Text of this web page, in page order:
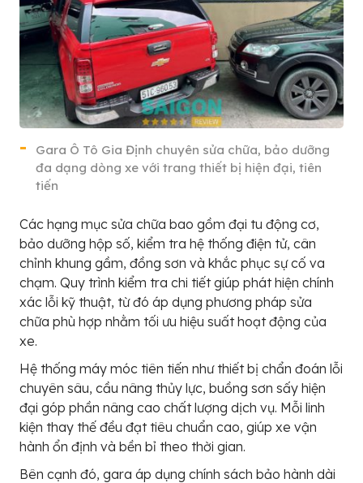
Gara Ô Tô Gia Định chuyên sửa chữa, bảo dưỡng
đa dạng dòng xe với trang thiết bị hiện đại, tiên
tiến
Các hạng mục sửa chữa bao gồm đại tu động cơ,
bảo dưỡng hộp số, kiểm tra hệ thống điện tử, cân
chỉnh khung gầm, đồng sơn và khắc phục sự cố va
chạm. Quy trình kiểm tra chi tiết giúp phát hiện chính
xác lỗi kỹ thuật, từ đó áp dụng phương pháp sửa
chữa phù hợp nhằm tối ưu hiệu suất hoạt động của
xe.
Hệ thống máy móc tiên tiến như thiết bị chẩn đoán lỗi
chuyên sâu, cầu nâng thủy lực, buồng sơn sấy hiện
đại góp phần nâng cao chất lượng dịch vụ. Mỗi linh
kiện thay thế đều đạt tiêu chuẩn cao, giúp xe vận
hành ổn định và bền bỉ theo thời gian.
Bên cạnh đó, gara áp dụng chính sách bảo hành dài